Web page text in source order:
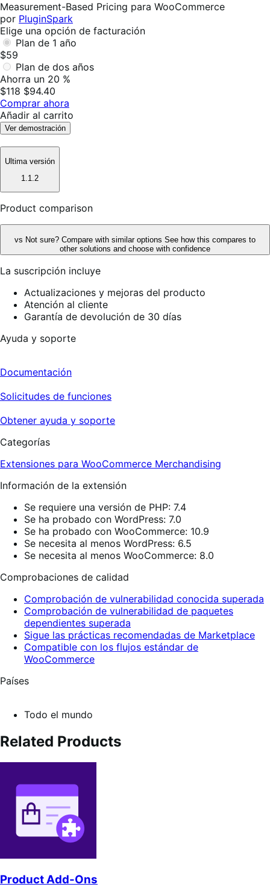
útil
Measurement-Based Pricing para WooCommerce
por PluginSpark
Elige una opción de facturación
Plan de 1 año
$59
Plan de dos años
Ahorra un 20 %
$118 $94.40
Comprar ahora
Añadir al carrito
Ver demostración
Ultima versión
1.1.2
Product comparison
vs Not sure? Compare with similar options See how this compares to
other solutions and choose with confidence
La suscripción incluye
Actualizaciones y mejoras del producto
Atención al cliente
Garantía de devolución de 30 días
Ayuda y soporte
Documentación
Solicitudes de funciones
Obtener ayuda y soporte
Categorías
Extensiones para WooCommerce Merchandising
Información de la extensión
Se requiere una versión de PHP: 7.4
Se ha probado con WordPress: 7.0
Se ha probado con WooCommerce: 10.9
Se necesita al menos WordPress: 6.5
Se necesita al menos WooCommerce: 8.0
Comprobaciones de calidad
Comprobación de vulnerabilidad conocida superada
Comprobación de vulnerabilidad de paquetes
dependientes superada
Sigue las prácticas recomendadas de Marketplace
Compatible con los flujos estándar de
WooCommerce
Países
Todo el mundo
Related Products
Product Add-Ons